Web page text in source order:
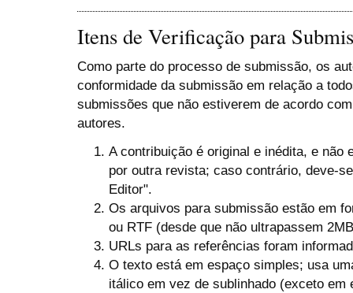
Itens de Verificação para
Como parte do processo de submissão, os
conformidade da submissão em relação a
submissões que não estiverem de acordo
autores.
A contribuição é original e inédita, e não
por outra revista; caso contrário, deve-
Editor".
Os arquivos para submissão estão em
ou RTF (desde que não ultrapassem
URLs para as referências foram
O texto está em espaço simples; usa
itálico em vez de sublinhado (exceto